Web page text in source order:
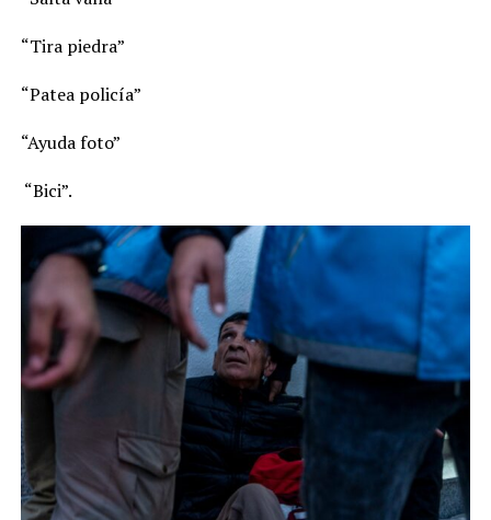
“Tira piedra”
“Patea policía”
“Ayuda foto”
“Bici”.